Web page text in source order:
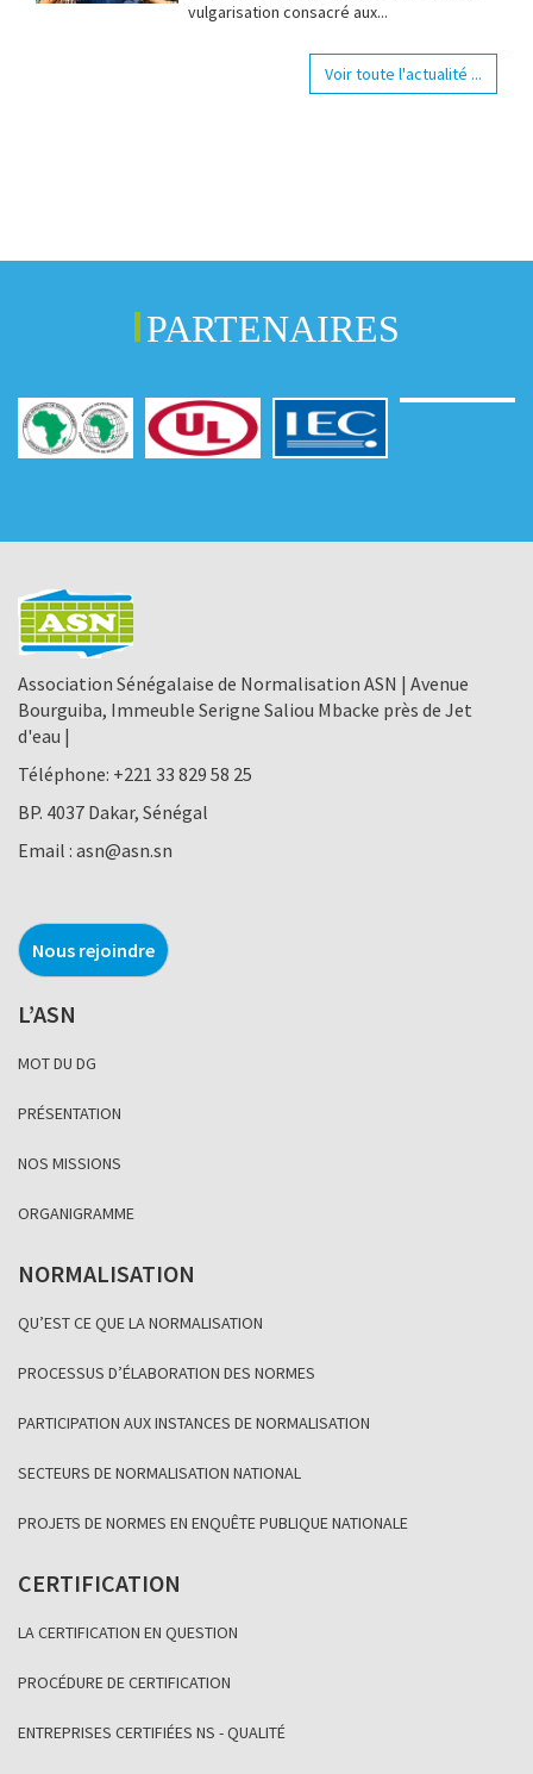
vulgarisation consacré aux...
Voir toute l'actualité ...
PARTENAIRES
Association Sénégalaise de Normalisation ASN | Avenue
Bourguiba, Immeuble Serigne Saliou Mbacke près de Jet
d'eau |
Téléphone: +221 33 829 58 25
BP. 4037 Dakar, Sénégal
Email : asn@asn.sn
Nous rejoindre
L’ASN
MOT DU DG
PRÉSENTATION
NOS MISSIONS
ORGANIGRAMME
NORMALISATION
QU’EST CE QUE LA NORMALISATION
PROCESSUS D’ÉLABORATION DES NORMES
PARTICIPATION AUX INSTANCES DE NORMALISATION
SECTEURS DE NORMALISATION NATIONAL
PROJETS DE NORMES EN ENQUÊTE PUBLIQUE NATIONALE
CERTIFICATION
LA CERTIFICATION EN QUESTION
PROCÉDURE DE CERTIFICATION
ENTREPRISES CERTIFIÉES NS - QUALITÉ